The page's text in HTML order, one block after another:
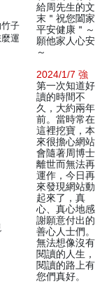
子
運
給周先生的文
末＂祝您闔家
平安健康＂～
願他家人心安
～
2024/1/7 強
第一次知道好
讀的時間不
久，大約兩年
前。當時常在
這裡挖寶，本
來很擔心網站
會隨著周博士
離世而無法再
運作，今日再
來發現網站動
起來了，真
心、真心地感
謝願意付出的
善心人士們。
無法想像沒有
閱讀的人生，
閱讀的路上有
您們真好。